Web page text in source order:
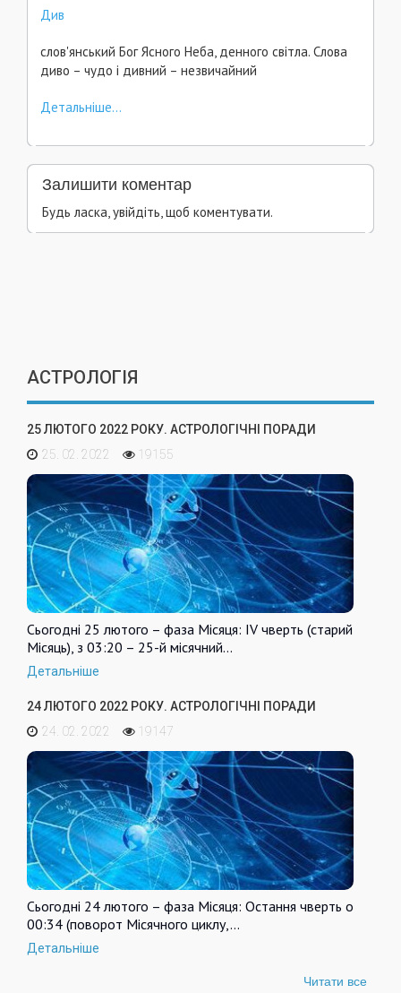
Див
слов'янський Бог Ясного Неба, денного світла. Слова
диво – чудо і дивний – незвичайний
Детальніше...
Залишити коментар
Будь ласка, увійдіть, щоб коментувати.
АСТРОЛОГІЯ
25 ЛЮТОГО 2022 РОКУ. АСТРОЛОГІЧНІ ПОРАДИ
25. 02. 2022
19155
Сьогодні 25 лютого – фаза Місяця: IV чверть (старий
Місяць), з 03:20 – 25-й місячний…
Детальніше
24 ЛЮТОГО 2022 РОКУ. АСТРОЛОГІЧНІ ПОРАДИ
24. 02. 2022
19147
Сьогодні 24 лютого – фаза Місяця: Остання чверть о
00:34 (поворот Місячного циклу,…
Детальніше
Читати все